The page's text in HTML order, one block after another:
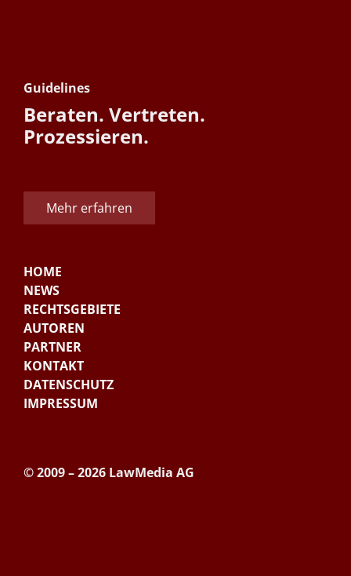
Guidelines
Beraten. Vertreten.
Prozessieren.
Mehr erfahren
HOME
NEWS
RECHTSGEBIETE
AUTOREN
PARTNER
KONTAKT
DATENSCHUTZ
IMPRESSUM
© 2009 – 2026 LawMedia AG